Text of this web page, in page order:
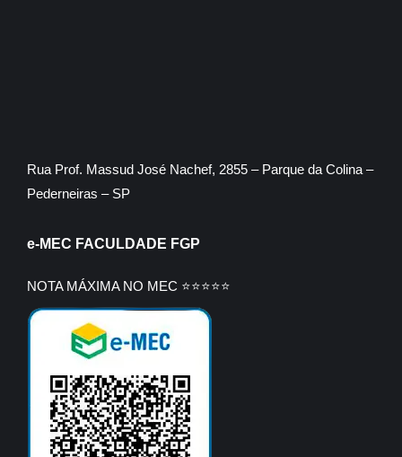
Rua Prof. Massud José Nachef, 2855 – Parque da Colina –
Pederneiras – SP
e-MEC FACULDADE FGP
NOTA MÁXIMA NO MEC ⭐⭐⭐⭐⭐